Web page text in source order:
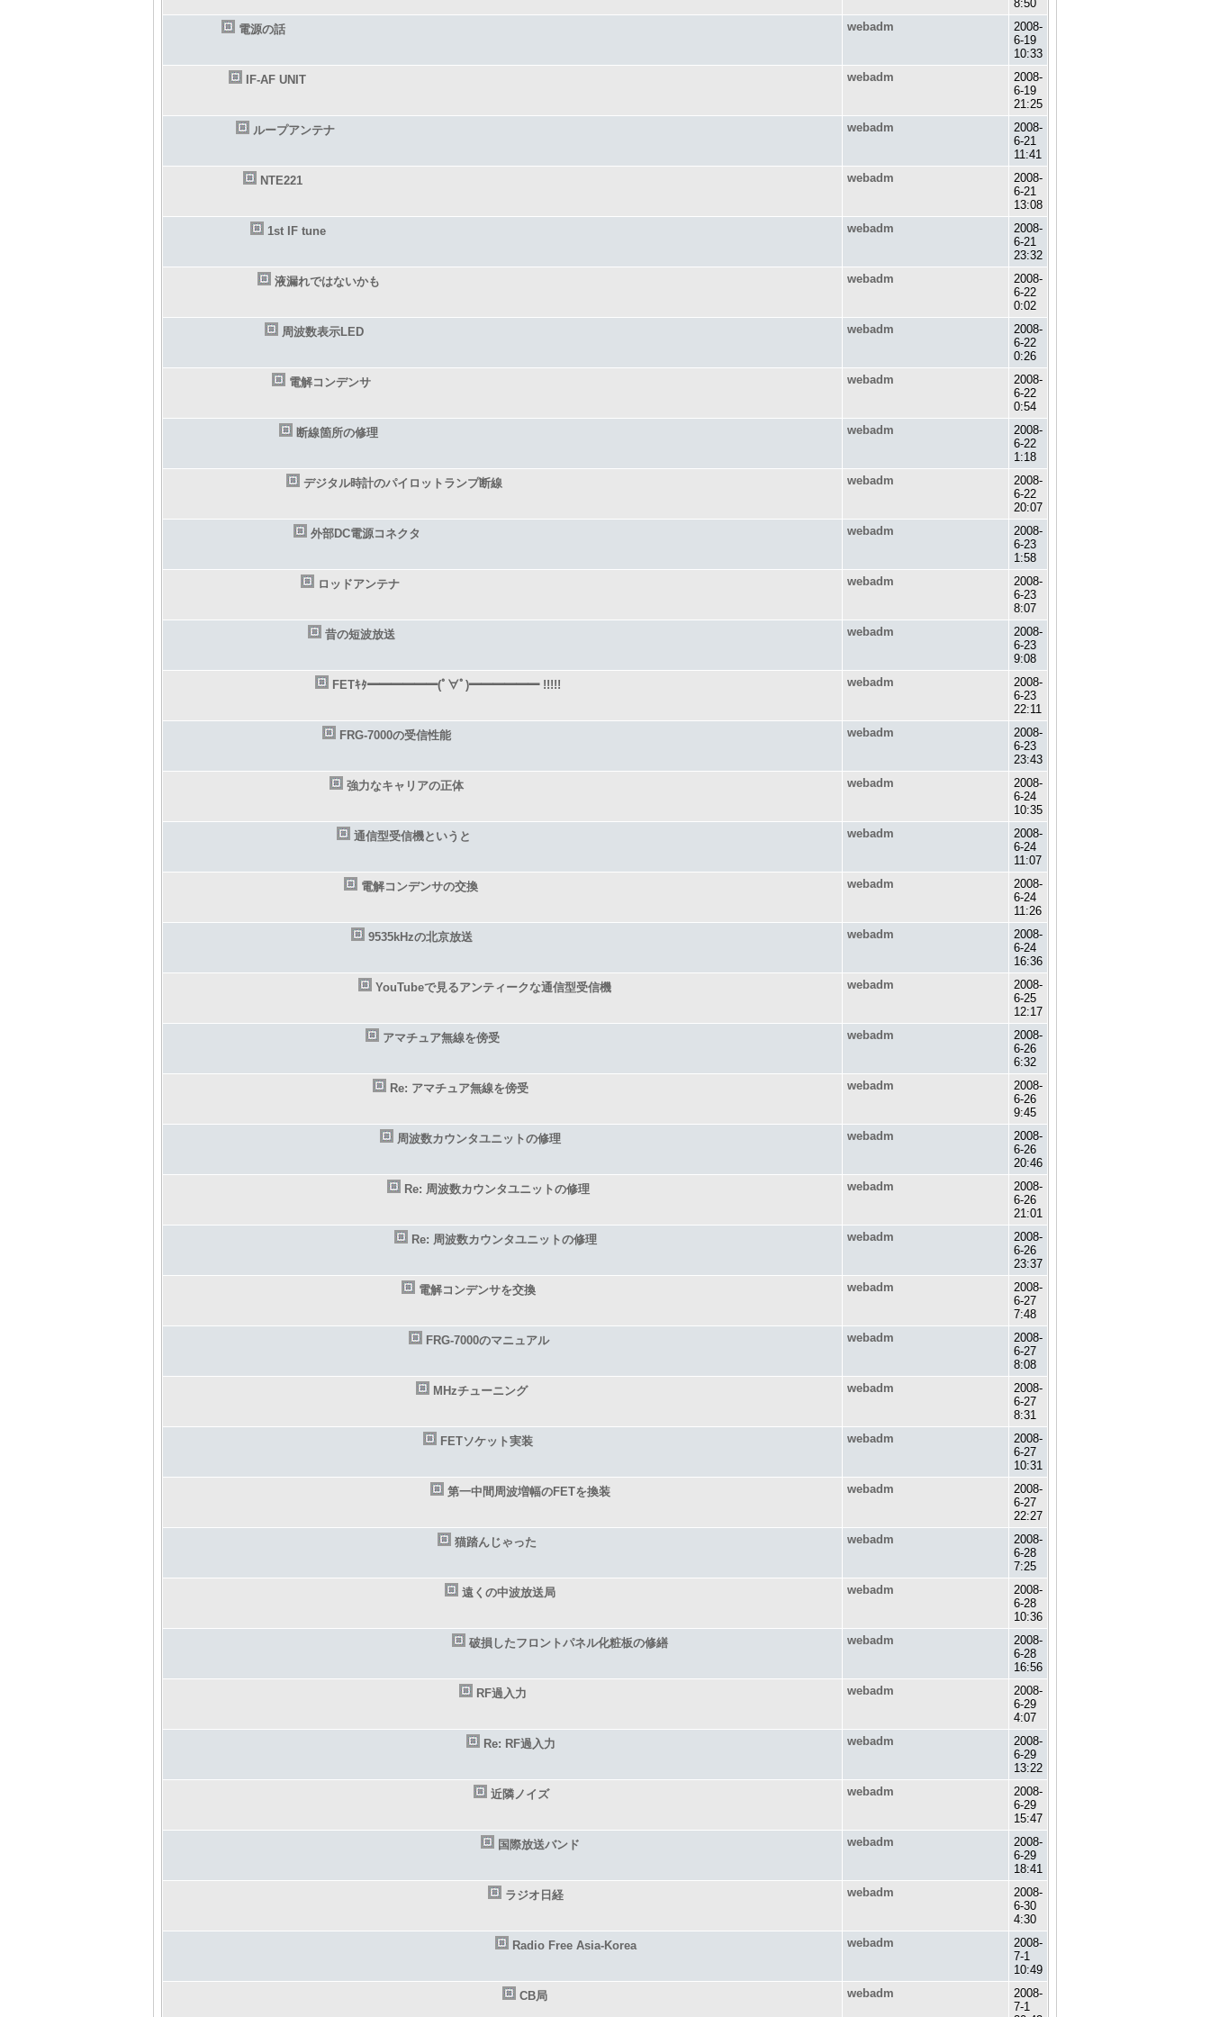
8:50
電源の話
webadm
2008-
6-19
10:33
IF-AF UNIT
webadm
2008-
6-19
21:25
ループアンテナ
webadm
2008-
6-21
11:41
NTE221
webadm
2008-
6-21
13:08
1st IF tune
webadm
2008-
6-21
23:32
液漏れではないかも
webadm
2008-
6-22
0:02
周波数表示LED
webadm
2008-
6-22
0:26
電解コンデンサ
webadm
2008-
6-22
0:54
断線箇所の修理
webadm
2008-
6-22
1:18
デジタル時計のパイロットランプ断線
webadm
2008-
6-22
20:07
外部DC電源コネクタ
webadm
2008-
6-23
1:58
ロッドアンテナ
webadm
2008-
6-23
8:07
昔の短波放送
webadm
2008-
6-23
9:08
FETｷﾀ━━━━━━(ﾟ∀ﾟ)━━━━━━ !!!!!
webadm
2008-
6-23
22:11
FRG-7000の受信性能
webadm
2008-
6-23
23:43
強力なキャリアの正体
webadm
2008-
6-24
10:35
通信型受信機というと
webadm
2008-
6-24
11:07
電解コンデンサの交換
webadm
2008-
6-24
11:26
9535kHzの北京放送
webadm
2008-
6-24
16:36
YouTubeで見るアンティークな通信型受信機
webadm
2008-
6-25
12:17
アマチュア無線を傍受
webadm
2008-
6-26
6:32
Re: アマチュア無線を傍受
webadm
2008-
6-26
9:45
周波数カウンタユニットの修理
webadm
2008-
6-26
20:46
Re: 周波数カウンタユニットの修理
webadm
2008-
6-26
21:01
Re: 周波数カウンタユニットの修理
webadm
2008-
6-26
23:37
電解コンデンサを交換
webadm
2008-
6-27
7:48
FRG-7000のマニュアル
webadm
2008-
6-27
8:08
MHzチューニング
webadm
2008-
6-27
8:31
FETソケット実装
webadm
2008-
6-27
10:31
第一中間周波増幅のFETを換装
webadm
2008-
6-27
22:27
猫踏んじゃった
webadm
2008-
6-28
7:25
遠くの中波放送局
webadm
2008-
6-28
10:36
破損したフロントパネル化粧板の修繕
webadm
2008-
6-28
16:56
RF過入力
webadm
2008-
6-29
4:07
Re: RF過入力
webadm
2008-
6-29
13:22
近隣ノイズ
webadm
2008-
6-29
15:47
国際放送バンド
webadm
2008-
6-29
18:41
ラジオ日経
webadm
2008-
6-30
4:30
Radio Free Asia-Korea
webadm
2008-
7-1
10:49
CB局
webadm
2008-
7-1